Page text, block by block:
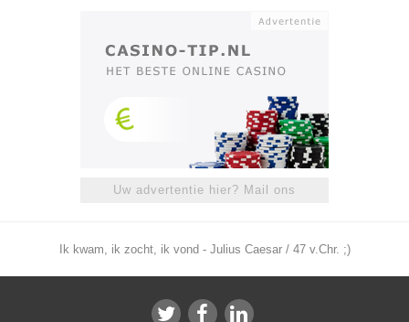
Uw advertentie hier? Mail ons
Ik kwam, ik zocht, ik vond - Julius Caesar / 47 v.Chr. ;)